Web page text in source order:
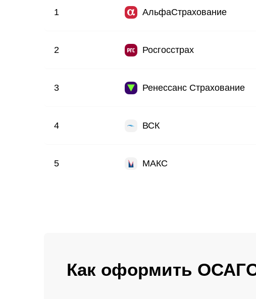
1 АльфаСтрахование
2 Росгосстрах
3 Ренессанс Страхование
4 ВСК
5 МАКС
Как оформить